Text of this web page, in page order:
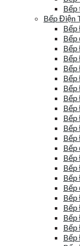
Bếp
Bếp Điện
Bếp
Bếp
Bếp
Bếp
Bếp
Bếp
Bếp
Bếp
Bếp
Bếp
Bếp
Bếp
Bếp
Bếp
Bếp
Bếp
Bếp
Bếp
Bếp
Bếp
Bếp
Bếp